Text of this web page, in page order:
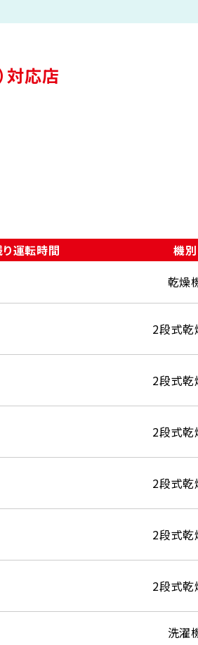
対応店
運転時間 機別
乾燥
2段式乾
2段式乾
2段式乾
2段式乾
2段式乾
2段式乾
洗濯